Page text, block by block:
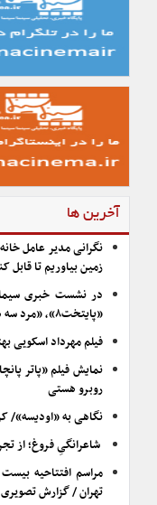
آخرین ها
نگرانی مدیر عامل
زمین بیاوریم تا قابل
در نشست خبری
«پایتخت۸»، «مرد سه هزار چهره»، «سلمان فارسی» و…
فیلم مهرداد اسکویی
نمایش فیلم «پاتر
روبرو هستی
نگاهی به «اودیسه»/
شاعرانگیِ فروغ؛ از
مراسم افتتاحیه
تهران / گزارش تصویری